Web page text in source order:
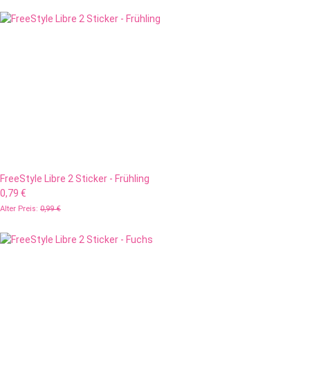
FreeStyle Libre 2 Sticker - Frühling
0,79 €
Alter Preis: 0,99 €